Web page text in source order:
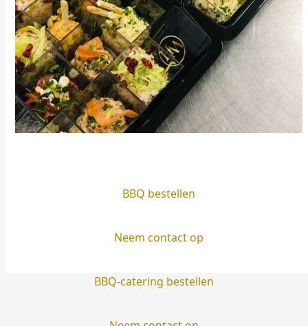
BBQ bestellen
Neem contact op
BBQ-catering bestellen